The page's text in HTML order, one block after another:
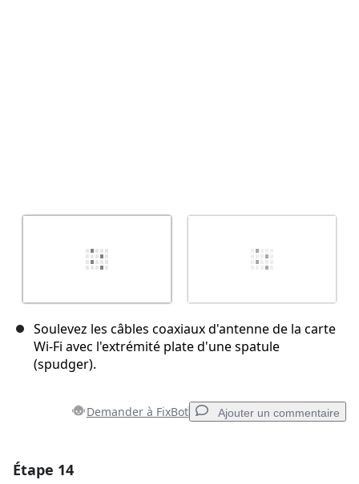
Soulevez les câbles coaxiaux d'antenne de la carte
Wi-Fi avec l'extrémité plate d'une spatule
(spudger).
Demander à FixBot Ajouter un commentaire
Étape 14